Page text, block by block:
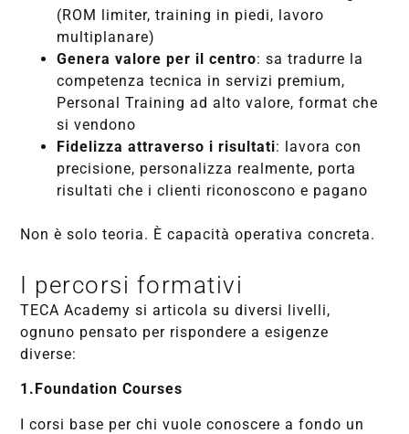
(ROM limiter, training in piedi, lavoro
multiplanare)
Genera valore per il centro: sa tradurre la
competenza tecnica in servizi premium,
Personal Training ad alto valore, format che
si vendono
Fidelizza attraverso i risultati: lavora con
precisione, personalizza realmente, porta
risultati che i clienti riconoscono e pagano
Non è solo teoria. È capacità operativa concreta.
I percorsi formativi
TECA Academy si articola su diversi livelli,
ognuno pensato per rispondere a esigenze
diverse:
1.Foundation Courses
I corsi base per chi vuole conoscere a fondo un